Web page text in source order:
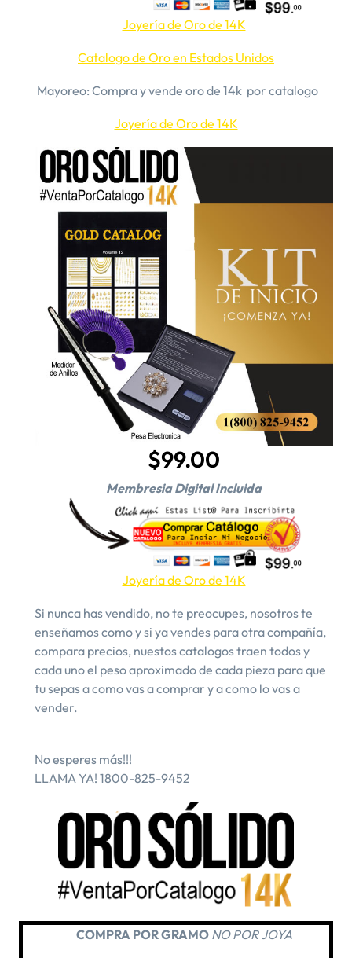
Joyería de Oro de 14K
Catalogo de Oro en Estados Unidos
​Mayoreo: Compra y vende oro de 14k por catalogo
Joyería de Oro de 14K
$99.00
Membresia Digital Incluida
Joyería de Oro de 14K
Si nunca has vendido, no te preocupes, nosotros te
enseñamos como y si ya vendes para otra compañía,
compara precios, nuestos catalogos traen todos y
cada uno el peso aproximado de cada pieza para que
tu sepas a como vas a comprar y a como lo vas a
vender.
​No esperes más!!!
LLAMA YA! 1800-825-9452
COMPRA POR GRAMO NO POR JOYA